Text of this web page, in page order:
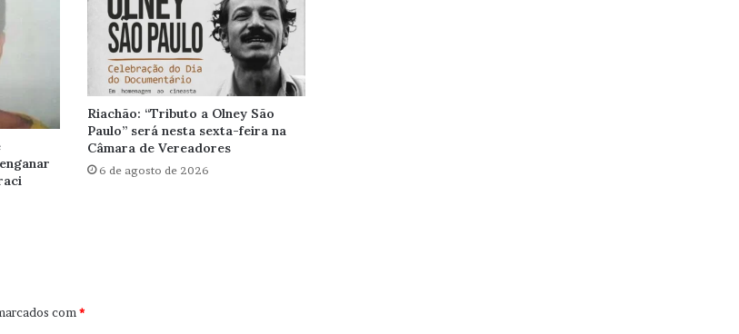
Riachão: “Tributo a Olney São
Paulo” será nesta sexta-feira na
Câmara de Vereadores
6 de agosto de 2026
com *